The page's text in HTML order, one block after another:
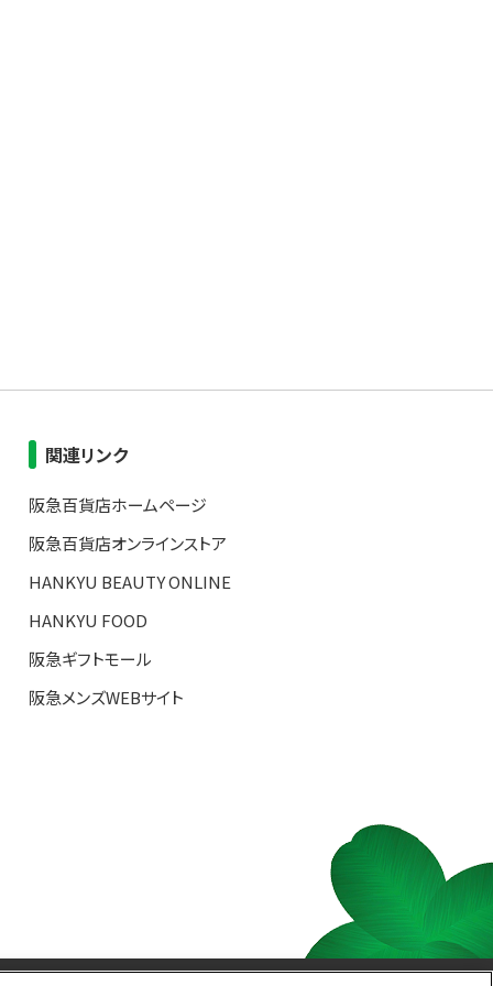
関連リンク
阪急百貨店ホームページ
阪急百貨店オンラインストア
HANKYU BEAUTY ONLINE
HANKYU FOOD
阪急ギフトモール
阪急メンズWEBサイト